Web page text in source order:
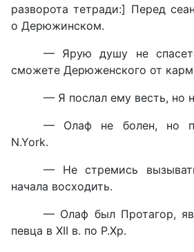
разворота тетради:] Перед
о Дерюжинском.
— Ярую душу не
сможете Дерюженского от
— Я послал ему весть, но
— Олаф не болен, но
N.York.
— Не стремись
начала восходить.
— Олаф был Протагор,
певца в XII в. по Р.Хр.